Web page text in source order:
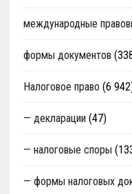
международные
формы документов
Налоговое право (6
— декларации (47)
— налоговые споры
— формы налоговых